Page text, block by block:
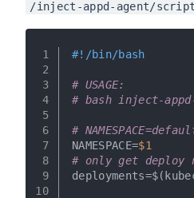
/inject-appd-agent/
1
2
3
4
5
6
7
8
9
10
#!/bin/bash
# USAGE:
# bash inject-
#
NAMESPACE=$1
# only get deploy